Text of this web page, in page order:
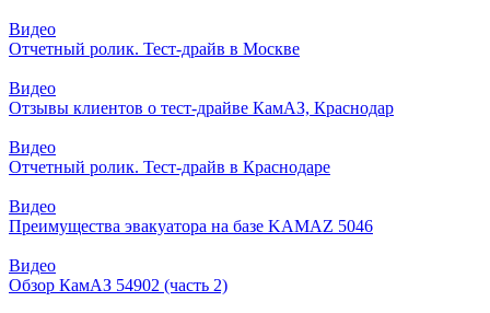
Видео
Отчетный ролик. Тест-драйв в Москве
Видео
Отзывы клиентов о тест-драйве КамАЗ, Краснодар
Видео
Отчетный ролик. Тест-драйв в Краснодаре
Видео
Преимущества эвакуатора на базе KAMAZ 5046
Видео
Обзор КамАЗ 54902 (часть 2)